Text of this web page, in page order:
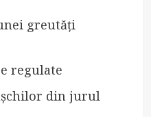
greutăți
regulate
din jurul